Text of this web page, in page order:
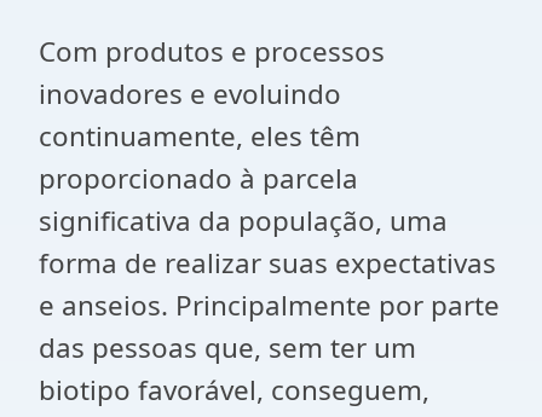
Com produtos e processos
inovadores e evoluindo
continuamente, eles têm
proporcionado à parcela
significativa da população, uma
forma de realizar suas expectativas
e anseios. Principalmente por parte
das pessoas que, sem ter um
biotipo favorável, conseguem,